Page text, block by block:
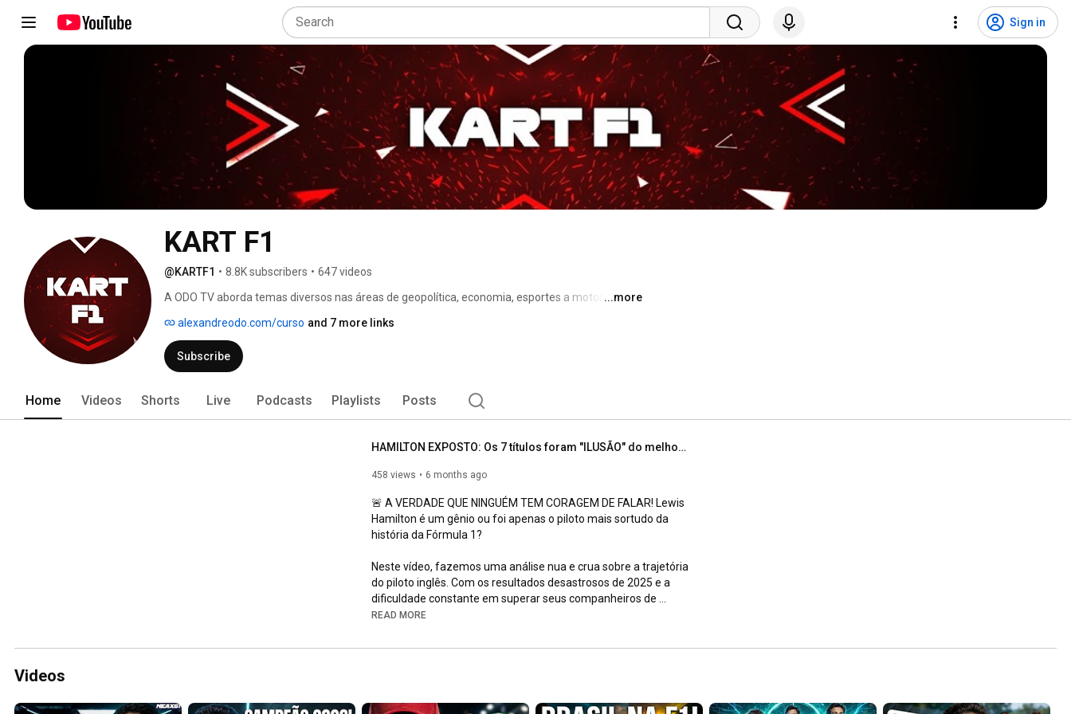
Sign in
KART F1
@KARTF1 • 8.8K subscribers • 647 videos
A ODO TV aborda temas diversos nas áreas de geopolítica, economia, esportes a motor (Kart e
...more
alexandreodo.com/curso and 7 more links
Subscribe
Home Videos Shorts Live Podcasts Playlists Posts
HAMILTON EXPOSTO: Os 7 títulos foram "ILUSÃO" do melhor carro da história?
458 views 6 months ago
🚨 A VERDADE QUE NINGUÉM TEM CORAGEM DE FALAR! Lewis
Hamilton é um gênio ou foi apenas o piloto mais sortudo da
história da Fórmula 1?
Neste vídeo, fazemos uma análise nua e crua sobre a trajetória
do piloto inglês. Com os resultados desastrosos de 2025 e a
dificuldade constante em superar seus companheiros de
equipe, fica a pergunta: os 7 títulos mundiais de Hamilton valem
parece um piloto comum no grid.
READ MORE
Videos